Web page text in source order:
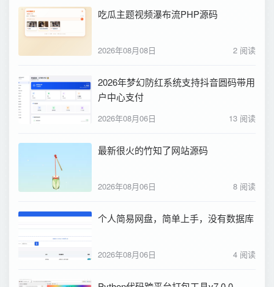
吃瓜主题视频瀑布流PHP源码
2026年08月08日 2 阅读
2026年梦幻防红系统支持抖音圆码带用
户中心支付
2026年08月06日 13 阅读
最新很火的竹知了网站源码
2026年08月06日 8 阅读
个人简易网盘，简单上手，没有数据库
2026年08月06日 4 阅读